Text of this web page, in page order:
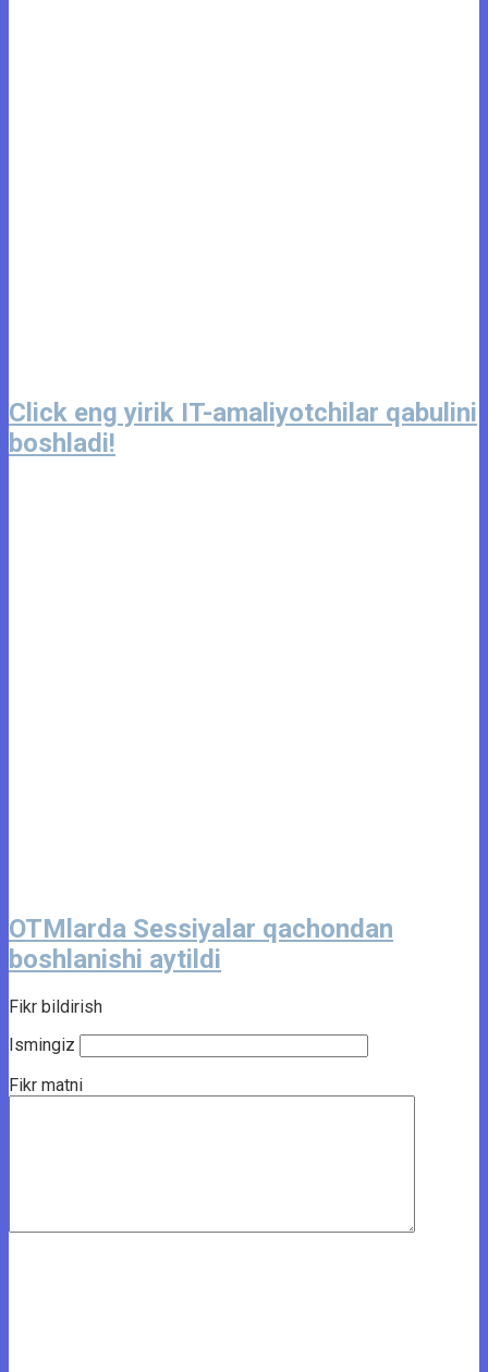
Click eng yirik IT-amaliyotchilar qabulini
boshladi!
OTMlarda Sessiyalar qachondan
boshlanishi aytildi
Fikr bildirish
Ismingiz
Fikr matni